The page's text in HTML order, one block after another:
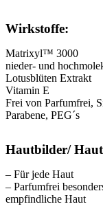
Wirkstoffe:
Matrixyl™ 3000
nieder- und
Lotusblüten Extrakt
Vitamin E
Frei von Parfumfrei,
Parabene, PEG´s
Hautbilder/
– Für jede Haut
– Parfumfrei
empfindliche Haut